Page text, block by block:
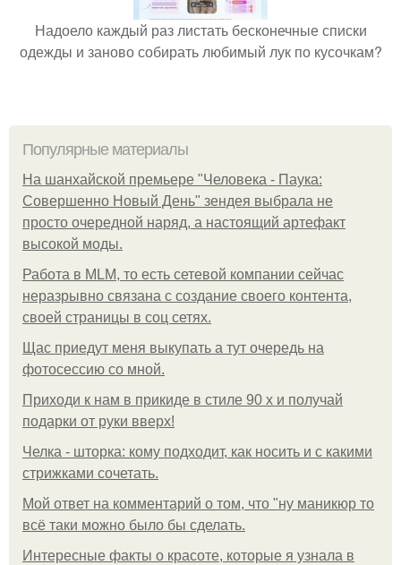
Надоело каждый раз листать бесконечные списки
одежды и заново собирать любимый лук по кусочкам?
Популярные материалы
На шанхайской премьере "Человека - Паука:
Совершенно Новый День" зендея выбрала не
просто очередной наряд, а настоящий артефакт
высокой моды.
Работа в MLM, то есть сетевой компании сейчас
неразрывно связана с создание своего контента,
своей страницы в соц сетях.
Щас приедут меня выкупать а тут очередь на
фотосессию со мной.
Приходи к нам в прикиде в стиле 90 х и получай
подарки от руки вверх!
Челка - шторка: кому подходит, как носить и с какими
стрижками сочетать.
Мой ответ на комментарий о том, что "ну маникюр то
всё таки можно было бы сделать.
Интересные факты о красоте, которые я узнала в